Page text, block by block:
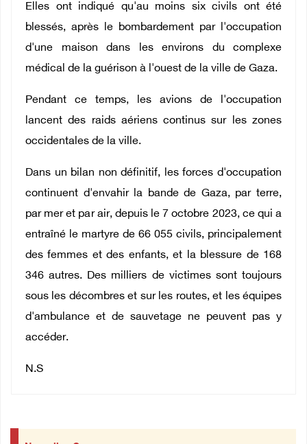
Elles ont indiqué qu'au moins six civils ont été
blessés, après le bombardement par l'occupation
d'une maison dans les environs du complexe
médical de la guérison à l'ouest de la ville de Gaza.
Pendant ce temps, les avions de l'occupation
lancent des raids aériens continus sur les zones
occidentales de la ville.
Dans un bilan non définitif, les forces d'occupation
continuent d'envahir la bande de Gaza, par terre,
par mer et par air, depuis le 7 octobre 2023, ce qui a
entraîné le martyre de 66 055 civils, principalement
des femmes et des enfants, et la blessure de 168
346 autres. Des milliers de victimes sont toujours
sous les décombres et sur les routes, et les équipes
d'ambulance et de sauvetage ne peuvent pas y
accéder.
N.S